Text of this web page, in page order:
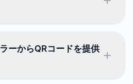
ーからQRコードを提供